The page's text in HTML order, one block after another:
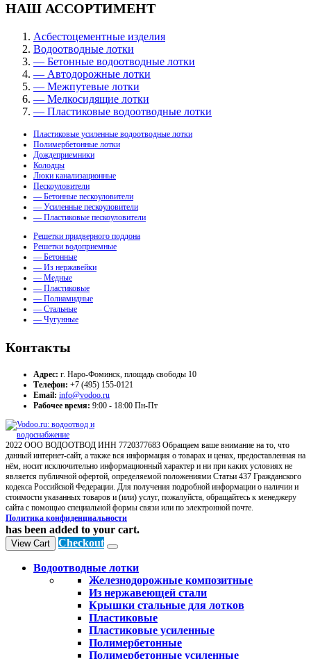
НАШ АССОРТИМЕНТ
Асбестоцементные изделия
Водоотводные лотки
— Бетонные водоотводные лотки
— Автодорожные лотки
— Межпутевые лотки
— Мелкосидящие лотки
— Пластиковые водоотводные лотки
Пластиковые усиленные водоотводные лотки
Полимербетонные лотки
Дождеприемники
Колодцы
Люки канализационные
Пескоуловители
— Бетонные пескоуловители
— Усиленные пескоуловители
— Пластиковые пескоуловители
Решетки придверного поддона
Решетки водоприемные
— Бетонные
— Из нержавейки
— Медные
— Пластиковые
— Полиамидные
— Стальные
— Чугунные
Контакты
Адрес: г. Наро-Фоминск, площадь свободы 10
Телефон: +7 (495) 155-0121
Email: info@vodoo.ru
Рабочее время: 9:00 - 18:00 Пн-Пт
2022 ООО ВОДООТВОД ИНН 7720377683 Обращаем ваше внимание на то, что
данный интернет-сайт, а также вся информация о товарах и ценах, предоставленная на
нём, носит исключительно информационный характер и ни при каких условиях не
является публичной офертой, определяемой положениями Статьи 437 Гражданского
кодекса Российской Федерации. Для получения подробной информации о наличии и
стоимости указанных товаров и (или) услуг, пожалуйста, обращайтесь к менеджеру
сайта с помощью специальной формы связи или по электронной почте.
Политика конфиденциальности
has been added to your cart.
View Cart Checkout
Водоотводные лотки
Железнодорожные композитные
Из нержавеющей стали
Крышки стальные для лотков
Пластиковые
Пластиковые усиленные
Полимербетонные
Полимербетонные усиленные